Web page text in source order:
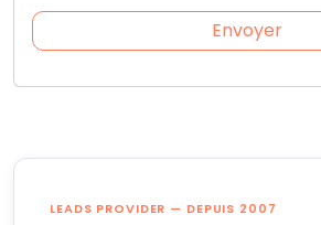
LEADS PROVIDER — DEPUIS 2007